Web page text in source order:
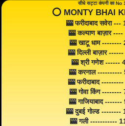
सीधे सट्टा कंपनी का No
⭕️ MONTY BHAI
🎰 फरीदाबाद सवेरा
🎰 कल्याण बाज़ार
🎰 खाटू धाम --------
🎰 दिल्ली बाज़ार
🎰 श्री गणेश ------
🎰 करनाल ----------
🎰 फरीदाबाद
🎰 गोवा किंग
🎰 गाजियाबाद
🎰 दुबई गोल्ड --------
🎰 गली -----------